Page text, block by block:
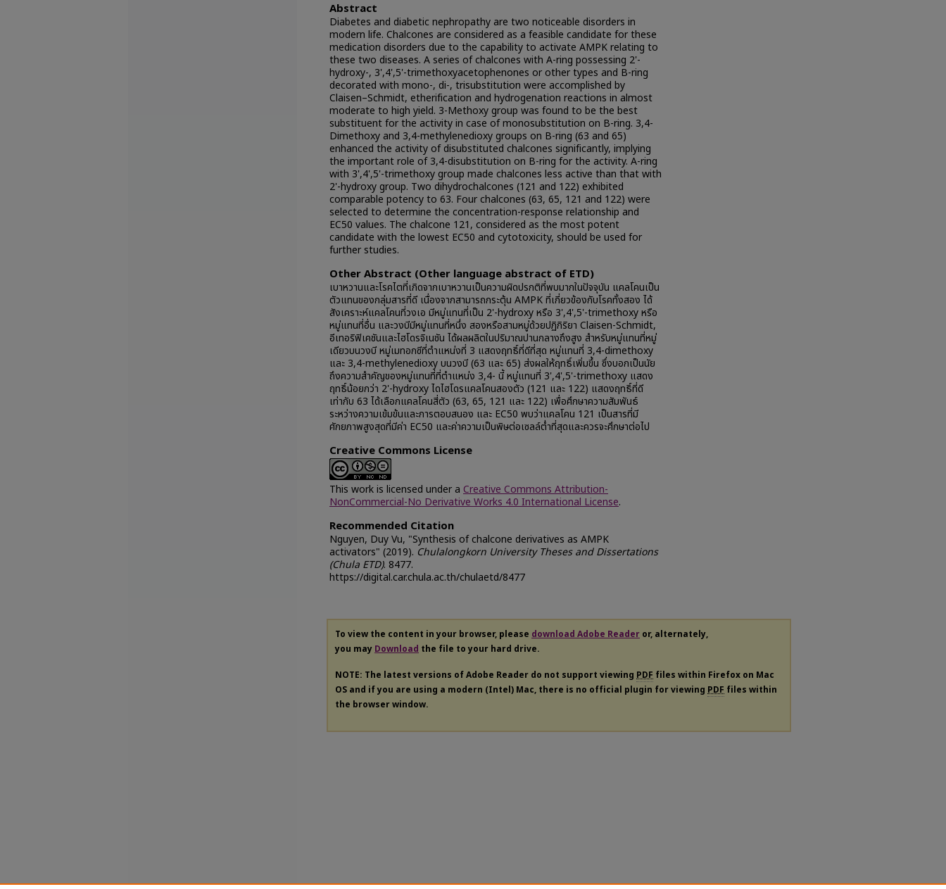
Abstract
Diabetes and diabetic nephropathy are two noticeable disorders in
modern life. Chalcones are considered as a feasible candidate for these
medication disorders due to the capability to activate AMPK relating to
these two diseases. A series of chalcones with A-ring possessing 2'-
hydroxy-, 3',4',5'-trimethoxyacetophenones or other types and B-ring
decorated with mono-, di-, trisubstitution were accomplished by
Claisen–Schmidt, etherification and hydrogenation reactions in almost
moderate to high yield. 3-Methoxy group was found to be the best
substituent for the activity in case of monosubstitution on B-ring. 3,4-
Dimethoxy and 3,4-methylenedioxy groups on B-ring (63 and 65)
enhanced the activity of disubstituted chalcones significantly, implying
the important role of 3,4-disubstitution on B-ring for the activity. A-ring
with 3',4',5'-trimethoxy group made chalcones less active than that with
2'-hydroxy group. Two dihydrochalcones (121 and 122) exhibited
comparable potency to 63. Four chalcones (63, 65, 121 and 122) were
selected to determine the concentration-response relationship and
EC50 values. The chalcone 121, considered as the most potent
candidate with the lowest EC50 and cytotoxicity, should be used for
further studies.
Other Abstract (Other language abstract of ETD)
เบาหวานและโรคไตที่เกิดจากเบาหวานเป็นความผิดปรกติที่พบมากในปัจจุบัน แคลโคนเป็น
ตัวแทนของกลุ่มสารที่ดี เนื่องจากสามารถกระตุ้น AMPK ที่เกี่ยวข้องกับโรคทั้งสอง ได้
สังเคราะห์แคลโคนที่วงเอ มีหมู่แทนที่เป็น 2'-hydroxy หรือ 3',4',5'-trimethoxy หรือ
หมู่แทนที่อื่น และวงบีมีหมู่แทนที่หนึ่ง สองหรือสามหมู่ด้วยปฏิกิริยา Claisen-Schmidt,
อีเทอริฟิเคชันและไฮโดรจิเนชัน ได้ผลผลิตในปริมาณปานกลางถึงสูง สำหรับหมู่แทนที่หมู่
เดียวบนวงบี หมู่เมทอกซีที่ตำแหน่งที่ 3 แสดงฤทธิ์ที่ดีที่สุด หมู่แทนที่ 3,4-dimethoxy
และ 3,4-methylenedioxy บนวงบี (63 และ 65) ส่งผลให้ฤทธิ์เพิ่มขึ้น ซึ่งบอกเป็นนัย
ถึงความสำคัญของหมู่แทนที่ที่ตำแหน่ง 3,4- นี้ หมู่แทนที่ 3',4',5'-trimethoxy แสดง
ฤทธิ์น้อยกว่า 2'-hydroxy ไดไฮโดรแคลโคนสองตัว (121 และ 122) แสดงฤทธิ์ที่ดี
เท่ากับ 63 ได้เลือกแคลโคนสี่ตัว (63, 65, 121 และ 122) เพื่อศึกษาความสัมพันธ์
ระหว่างความเข้มข้นและการตอบสนอง และ EC50 พบว่าแคลโคน 121 เป็นสารที่มี
ศักยภาพสูงสุดที่มีค่า EC50 และค่าความเป็นพิษต่อเซลล์ต่ำที่สุดและควรจะศึกษาต่อไป
Creative Commons License
This work is licensed under a Creative Commons Attribution-
NonCommercial-No Derivative Works 4.0 International License.
Recommended Citation
Nguyen, Duy Vu, "Synthesis of chalcone derivatives as AMPK
activators" (2019). Chulalongkorn University Theses and Dissertations
(Chula ETD). 8477.
https://digital.car.chula.ac.th/chulaetd/8477
To view the content in your browser, please download Adobe Reader or, alternately,
you may Download the file to your hard drive.
NOTE: The latest versions of Adobe Reader do not support viewing PDF files within Firefox on Mac
OS and if you are using a modern (Intel) Mac, there is no official plugin for viewing PDF files within
the browser window.